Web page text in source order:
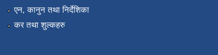
एन, कानुन तथा निर्देशिका
कर तथा शुल्कहरु